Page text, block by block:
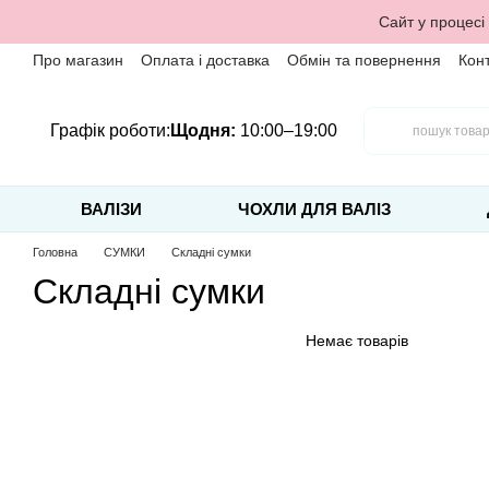
Сайт у
Про магазин Оплата і доставка Обмін та повернення
Графік роботи: Щодня: 10:00–19:00
ВАЛІЗИ ЧОХЛИ ДЛЯ ВАЛІЗ
Головна СУМКИ Складні сумки
Складні сумки
Немає товарів